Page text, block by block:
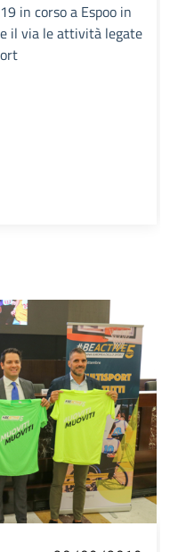
in corso a Espoo in
il via le attività legate